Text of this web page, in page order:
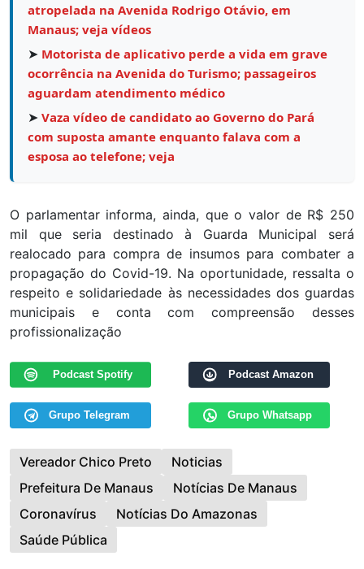
atropelada na Avenida Rodrigo Otávio, em
Manaus; veja vídeos
➤ Motorista de aplicativo perde a vida em grave
ocorrência na Avenida do Turismo; passageiros
aguardam atendimento médico
➤ Vaza vídeo de candidato ao Governo do Pará
com suposta amante enquanto falava com a
esposa ao telefone; veja
O parlamentar informa, ainda, que o valor de R$ 250
mil que seria destinado à Guarda Municipal será
realocado para compra de insumos para combater a
propagação do Covid-19. Na oportunidade, ressalta o
respeito e solidariedade às necessidades dos guardas
municipais e conta com compreensão desses
profissionalização
Podcast Spotify Podcast Amazon
Grupo Telegram Grupo Whatsapp
Vereador Chico Preto
Noticias
Prefeitura De Manaus
Notícias De Manaus
Coronavírus
Notícias Do Amazonas
Saúde Pública